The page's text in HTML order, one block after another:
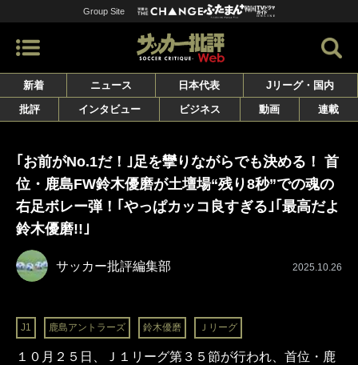
Group Site
新着 ニュース 日本代表
Jリーグ・国内
批評
インタビュー ビジネス 動画 連載
｢お前がNo.1だ！｣足を攣りながらでも決める！ 首
位・鹿島FW鈴木優磨が土壇場“残り8秒”での魂の
右足ボレー弾！｢やっぱカッコ良すぎる｣｢最高だよ
鈴木優磨!!｣
サッカー批評編集部 2025.10.26
J1 鹿島アントラーズ 鈴木優磨 Ｊリーグ
１０月２５日、Ｊ１リーグ第３５節が行われ、首位・鹿